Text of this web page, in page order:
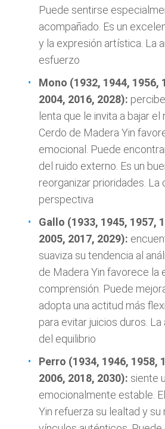
Puede sentirse
acompañado. Es un
y la expresión artística. La
esfuerzo
Mono (1932, 1944, 1956,
2004, 2016, 2028):
lenta que le invita a bajar el
Cerdo de Madera Yin
emocional. Puede
del ruido externo. Es un
reorganizar prioridades. La
perspectiva
Gallo (1933, 1945, 1957,
2005, 2017, 2029):
suaviza su tendencia al
de Madera Yin favorece la
comprensión. Puede
adopta una actitud más
para evitar juicios duros.
del equilibrio
Perro (1934, 1946, 1958,
2006, 2018, 2030): siente
emocionalmente estable.
Yin refuerza su lealtad y su